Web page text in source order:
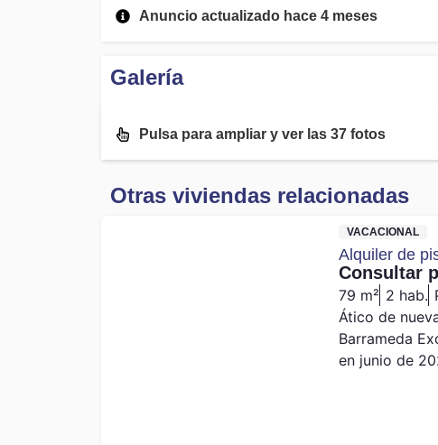
Anuncio actualizado hace 4 meses
Galería
Pulsa para ampliar y ver las 37 fotos
Otras viviendas relacionadas
VACACIONAL
Alquiler de
Consultar
79 m² 2 hab.
Ático de
Barrameda
en junio de